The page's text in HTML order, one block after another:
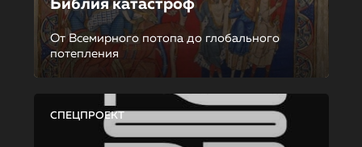
Библия катастроф
От Всемирного потопа до глобального
потепления
СПЕЦПРОЕКТ